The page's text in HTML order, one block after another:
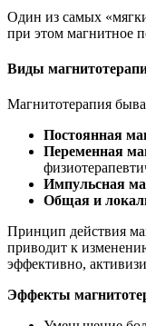
Один из самых
при этом магнитное
Виды
Магнитотерапия
Постоянная
Переменная
Импульсная
Общая и
Принцип действия
приводит к
эффективно,
Эффекты